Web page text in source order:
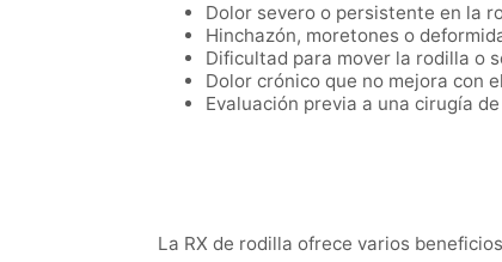
Dolor severo o persistente en la
Hinchazón, moretones o
Dificultad para mover la rodilla o
Dolor crónico que no mejora con
Evaluación previa a una cirugía
La RX de rodilla ofrece varios